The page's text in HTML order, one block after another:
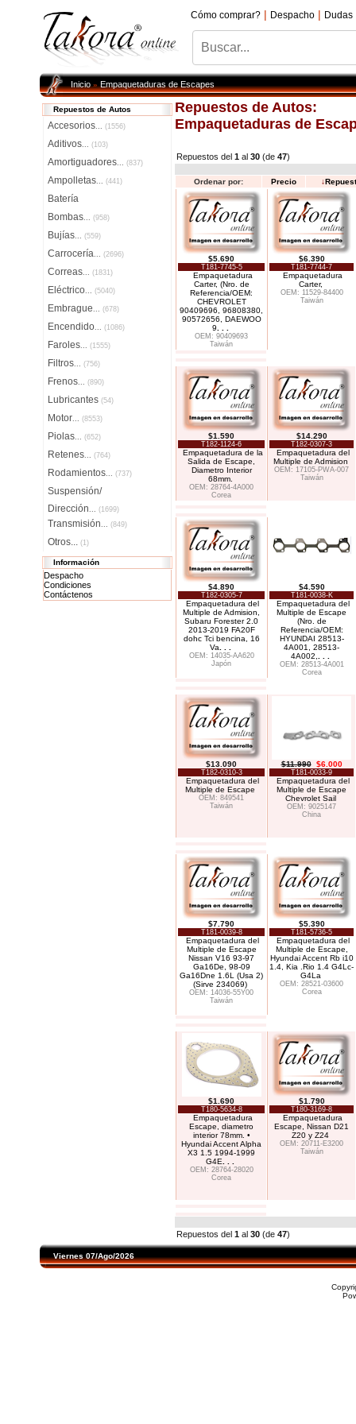
Cómo comprar? | Despacho | Dudas
Inicio»Empaquetaduras de Escapes
Repuestos de Autos
Accesorios... (1556)
Aditivos... (103)
Amortiguadores... (837)
Ampolletas... (441)
Batería
Bombas... (958)
Bujías... (559)
Carrocería... (2696)
Correas... (1831)
Eléctrico... (5040)
Embrague... (678)
Encendido... (1086)
Faroles... (1555)
Filtros... (756)
Frenos... (890)
Lubricantes (54)
Motor... (8553)
Piolas... (652)
Retenes... (764)
Rodamientos... (737)
Suspensión/
Dirección... (1699)
Transmisión... (849)
Otros... (1)
Información
Despacho
Condiciones
Contáctenos
Repuestos de Autos:
Empaquetaduras de
Repuestos del 1 al 30 (de 47)
Ordenar por: Precio ↓
$5.690
T181-7745-5
Empaquetadura
Carter, (Nro. de
Referencia/OEM:
CHEVROLET
90409696, 96808380,
90572656, DAEWOO
9
OEM: 90409693
Taiwán
$6.390
T181-7744-7
Empaquetadura
Carter,
OEM: 11529-84400
Taiwán
$1.590
T182-1124-6
Empaquetadura de la
Salida de Escape,
Diametro Interior
68mm.
OEM: 28764-4A000
Corea
$14.290
T182-0307-3
Empaquetadura del
Multiple de Admision
OEM: 17105-PWA-007
Taiwán
$4.890
T182-0305-7
Empaquetadura del
Multiple de Admision,
Subaru Forester 2.0
2013-2019 FA20F
dohc Tci bencina, 16
Va
OEM: 14035-AA620
Japón
$4.590
T181-0038-K
Empaquetadura del
Multiple de Escape
(Nro. de
Referencia/OEM:
HYUNDAI 28513-
4A001, 28513-
4A002,
OEM: 28513-4A001
Corea
$13.090
T182-0310-3
Empaquetadura del
Multiple de Escape
OEM: 849541
Taiwán
$11.990 $6.000
T181-0033-9
Empaquetadura del
Multiple de Escape
Chevrolet Sail
OEM: 9025147
China
$7.790
T181-0039-8
Empaquetadura del
Multiple de Escape
Nissan V16 93-97
Ga16De, 98-09
Ga16Dne 1.6L (Usa 2)
(Sirve 234069)
OEM: 14036-55Y00
Taiwán
$5.390
T181-5736-5
Empaquetadura del
Multiple de Escape,
Hyundai Accent Rb i10
1.4, Kia .Rio 1.4 G4Lc-
G4La
OEM: 28521-03600
Corea
$1.690
T180-5634-8
Empaquetadura
Escape, diametro
interior 78mm. •
Hyundai Accent Alpha
X3 1.5 1994-1999
G4E
OEM: 28764-28020
Corea
$1.790
T180-3169-8
Empaquetadura
Escape, Nissan D21
Z20 y Z24
OEM: 20711-E3200
Taiwán
Repuestos del 1 al 30 (de 47)
Viernes 07/Ago/2026